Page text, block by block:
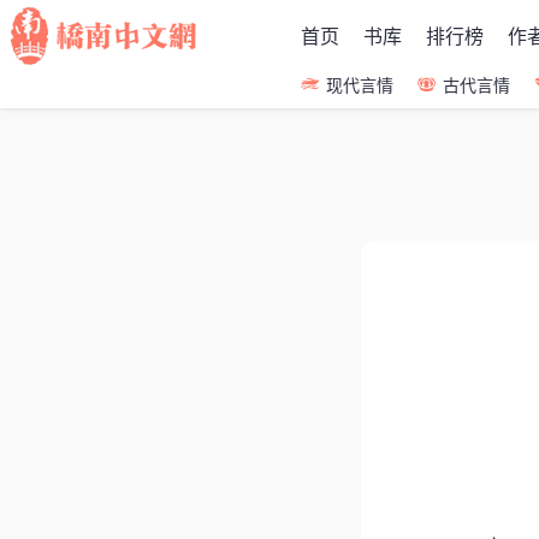
首页 书库 排行榜 作
现代言情 古代言情